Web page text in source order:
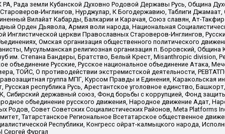
Рада земли Кубанской Духовно Родовой Державы Русь, Община
Инглингов, Нурджулар, К Богодержавию, Таблиги
Вилайат Кабарды, Балкарии и Карачая, Союз славян, Ат-
Орден Дьявола, Армия воли народа, Национальная
Инглистической церкви Православных Староверов-Инглингов,
Омская организация общественного политического
Мусульманская религиозная организация п. Боровский,
им. Степана Бандеры, Братство, Белый Крест, Misanthropic division,
объединение Русские, Русское национальное объединение Атака,
ТОЙС, О противодействии экстремистской деятельности,
группа МПГ, Курсом Правды и Единения, Каракольская
Русская республика Русь, Арестантское уголовное единство,
Сибирский державный союз, Фонд борьбы с коррупцией, Фонд
объединение русского движения, Народное движение Адат,
Родов, Совет Советских Социалистических Районов, Meta Platforms
Татарстанское Региональное Всетатарское общественное
Республики, Конгресс ойрат-калмыцкого народа,
Фургал